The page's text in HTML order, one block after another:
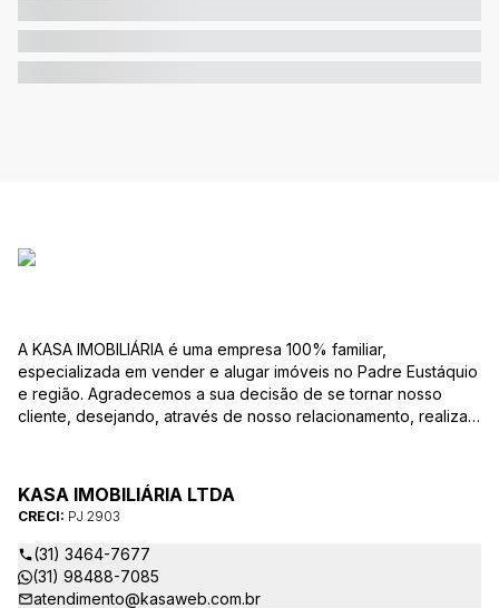
A KASA IMOBILIÁRIA é uma empresa 100% familiar,
especializada em vender e alugar imóveis no Padre Eustáquio
e região. Agradecemos a sua decisão de se tornar nosso
cliente, desejando, através de nosso relacionamento, realizar
uma equipe altamente qualificada e com a experiência de
quem atua há mais de 30 anos na região, desde de 1984,
destacamos alguns diferenciais importantes para o sucesso
dessa parceria.
KASA IMOBILIÁRIA LTDA
CRECI: PJ 2903
(31) 3464-7677
(31) 98488-7085
atendimento@kasaweb.com.br